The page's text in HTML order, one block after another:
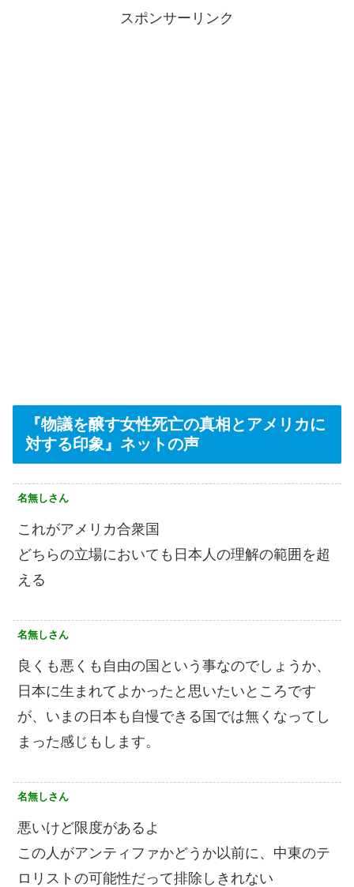
スポンサーリンク
『物議を醸す女性死亡の真相とアメリカに
対する印象』ネットの声
名無しさん
これがアメリカ合衆国
どちらの立場においても日本人の理解の範囲を超
える
名無しさん
良くも悪くも自由の国という事なのでしょうか、
日本に生まれてよかったと思いたいところです
が、いまの日本も自慢できる国では無くなってし
まった感じもします。
名無しさん
悪いけど限度があるよ
この人がアンティファかどうか以前に、中東のテ
ロリストの可能性だって排除しきれない